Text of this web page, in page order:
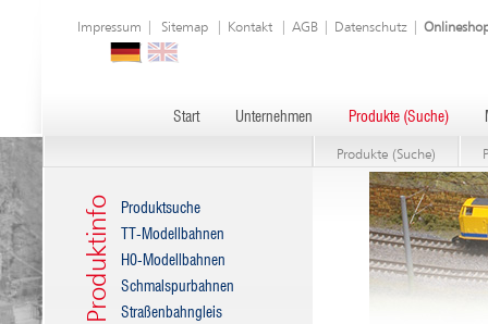
Impressum Sitemap Kontakt AGB Datenschutz
Start Unternehmen Produkte (Suche)
Produkte (Suche)
Produktinfo
Produktsuche
TT-Modellbahnen
H0-Modellbahnen
Schmalspurbahnen
Straßenbahngleis